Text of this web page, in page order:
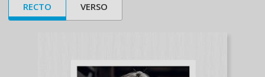
RECTO VERSO